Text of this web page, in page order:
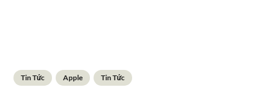
Tin Tức Apple Tin Tức